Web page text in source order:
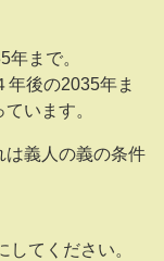
まで。
年後の2035年ま
います。
は義人の義の条件
してください。